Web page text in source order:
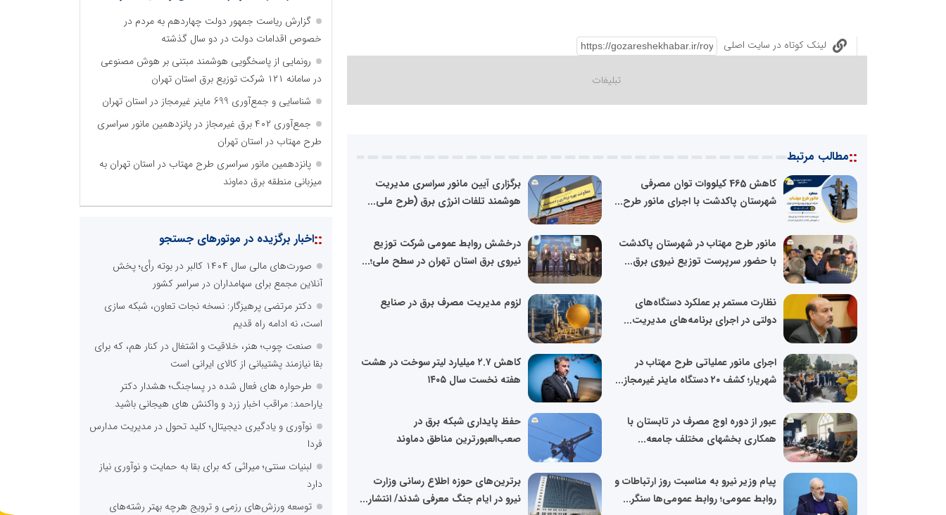
لینک کوتاه در سایت اصلی
::مطالب مرتبط
کاهش 465 کیلووات توان مصرفی
شهرستان پاکدشت با اجرای مانور طرح...
برگزاری آیین مانور سراسری مدیریت
هوشمند تلفات انرژی برق (طرح ملی...
مانور طرح مهتاب در شهرستان پاکدشت
با حضور سرپرست توزیع نیروی برق...
درخشش روابط عمومی شرکت توزیع
نیروی برق استان تهران در سطح ملی؛...
نظارت مستمر بر عملکرد دستگاه‌های
دولتی در اجرای برنامه‌های مدیریت...
لزوم مدیریت مصرف برق در صنایع
اجرای مانور عملیاتی طرح مهتاب در
شهریار؛ کشف ۲۰ دستگاه ماینر غیرمجاز...
کاهش ۲.۷ میلیارد لیتر سوخت در هشت
هفته نخست سال ۱۴۰۵
عبور از دوره اوج مصرف در تابستان با
همکاری بخشهای مختلف جامعه...
حفظ پایداری شبکه برق در
صعب‌العبورترین مناطق دماوند
پیام وزیر نیرو به مناسبت روز ارتباطات و
روابط عمومی؛ روابط عمومی‌ها سنگر...
برترین‌های حوزه اطلاع رسانی وزارت
نیرو در ایام جنگ معرفی شدند/ انتشار...
گزارش ریاست جمهور دولت چهاردهم به مردم در
خصوص اقدامات دولت در دو سال گذشته
رونمایی از پاسخگویی هوشمند مبتنی بر هوش مصنوعی
در سامانه ۱۲۱ شرکت توزیع برق استان تهران
شناسایی و جمع‌آوری 699 ماینر غیرمجاز در استان تهران
جمع‌آوری ۴۰۲ برق غیرمجاز در پانزدهمین مانور سراسری
طرح مهتاب در استان تهران
پانزدهمین مانور سراسری طرح مهتاب در استان تهران به
میزبانی منطقه برق دماوند
::اخبار برگزیده در موتورهای جستجو
صورت‌های مالی سال ۱۴۰۴ کالبر در بوته رأی؛ پخش
آنلاین مجمع برای سهامداران در سراسر کشور
دکتر مرتضی پرهیزگار: نسخه نجات تعاون، شبکه سازی
است، نه ادامه راه قدیم
صنعت چوب؛ هنر، خلاقیت و اشتغال در کنار هم، که برای
بقا نیازمند پشتیبانی از کالای ایرانی است
طرحواره های فعال شده در پساجنگ؛ هشدار دکتر
یاراحمد: مراقب اخبار زرد و واکنش های هیجانی باشید
نوآوری و یادگیری دیجیتال؛ کلید تحول در مدیریت مدارس
فردا
لبنیات سنتی؛ میراثی که برای بقا به حمایت و نوآوری نیاز
دارد
توسعه ورزش‌های رزمی و ترویج هرچه بهتر رشته‌های